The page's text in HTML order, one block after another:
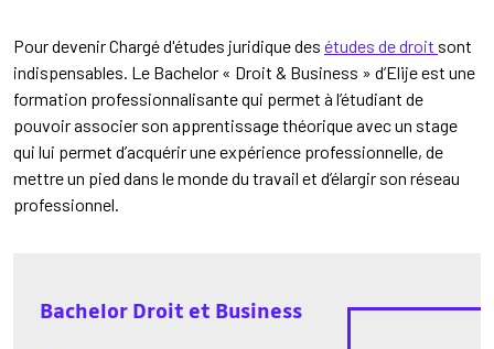
Pour devenir Chargé d'études juridique des études de droit sont
indispensables. Le Bachelor « Droit & Business » d’Elije est une
formation professionnalisante qui permet à l’étudiant de
pouvoir associer son apprentissage théorique avec un stage
qui lui permet d’acquérir une expérience professionnelle, de
mettre un pied dans le monde du travail et d’élargir son réseau
professionnel.
Bachelor Droit et Business